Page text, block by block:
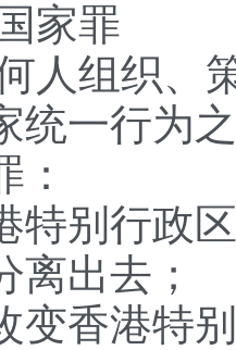
家罪
人组织、
统一行为
：
特别行政
离出去；
变香港特